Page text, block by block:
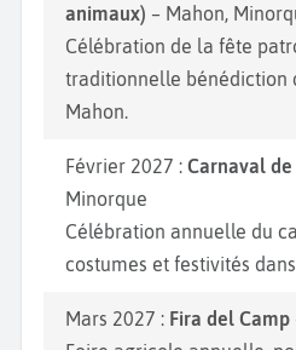
animaux) – Mahon,
Célébration de la fête
traditionnelle bénédiction
Mahon.
Février 2027 : Carnaval de
Minorque
Célébration annuelle du
costumes et festivités
Mars 2027 : Fira del Camp